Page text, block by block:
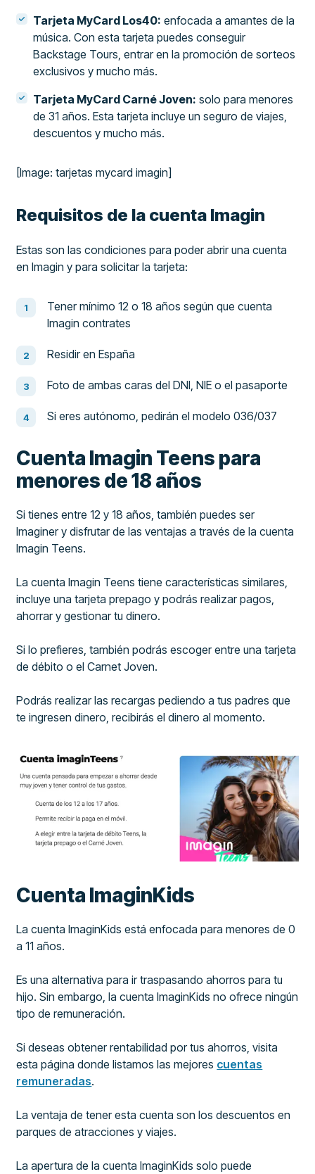
Tarjeta MyCard Los40: enfocada a amantes de la
música. Con esta tarjeta puedes conseguir
Backstage Tours, entrar en la promoción de sorteos
exclusivos y mucho más.
Tarjeta MyCard Carné Joven: solo para menores
de 31 años. Esta tarjeta incluye un seguro de viajes,
descuentos y mucho más.
[Image: tarjetas mycard imagin]
Requisitos de la cuenta Imagin
Estas son las condiciones para poder abrir una cuenta
en Imagin y para solicitar la tarjeta:
Tener mínimo 12 o 18 años según que cuenta
Imagin contrates
Residir en España
Foto de ambas caras del DNI, NIE o el pasaporte
Si eres autónomo, pedirán el modelo 036/037
Cuenta Imagin Teens para
menores de 18 años
Si tienes entre 12 y 18 años, también puedes ser
Imaginer y disfrutar de las ventajas a través de la cuenta
Imagin Teens.
La cuenta Imagin Teens tiene características similares,
incluye una tarjeta prepago y podrás realizar pagos,
ahorrar y gestionar tu dinero.
Si lo prefieres, también podrás escoger entre una tarjeta
de débito o el Carnet Joven.
Podrás realizar las recargas pediendo a tus padres que
te ingresen dinero, recibirás el dinero al momento.
Cuenta ImaginKids
La cuenta ImaginKids está enfocada para menores de 0
a 11 años.
Es una alternativa para ir traspasando ahorros para tu
hijo. Sin embargo, la cuenta ImaginKids no ofrece ningún
tipo de remuneración.
Si deseas obtener rentabilidad por tus ahorros, visita
esta página donde listamos las mejores cuentas
remuneradas.
La ventaja de tener esta cuenta son los descuentos en
parques de atracciones y viajes.
La apertura de la cuenta ImaginKids solo puede